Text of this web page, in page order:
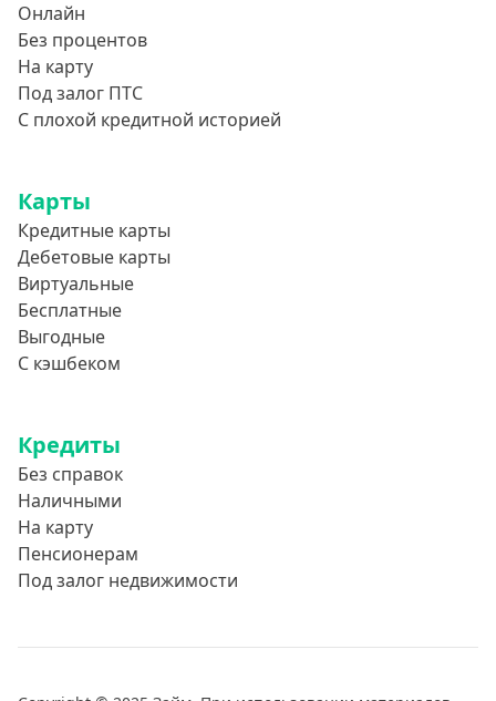
Онлайн
Без процентов
На карту
Под залог ПТС
С плохой кредитной историей
Карты
Кредитные карты
Дебетовые карты
Виртуальные
Бесплатные
Выгодные
С кэшбеком
Кредиты
Без справок
Наличными
На карту
Пенсионерам
Под залог недвижимости